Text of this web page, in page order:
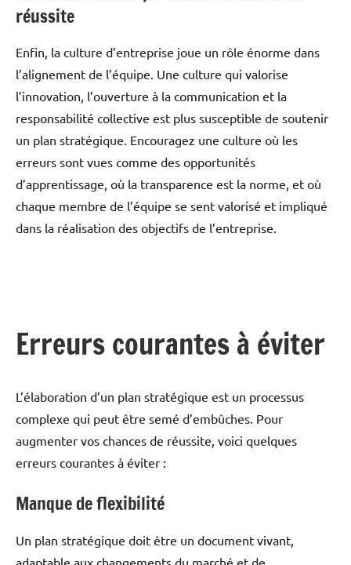
réussite
Enfin, la culture d’entreprise joue un rôle énorme dans
l’alignement de l’équipe. Une culture qui valorise
l’innovation, l’ouverture à la communication et la
responsabilité collective est plus susceptible de soutenir
un plan stratégique. Encouragez une culture où les
erreurs sont vues comme des opportunités
d’apprentissage, où la transparence est la norme, et où
chaque membre de l’équipe se sent valorisé et impliqué
dans la réalisation des objectifs de l’entreprise.
Erreurs courantes à éviter
L’élaboration d’un plan stratégique est un processus
complexe qui peut être semé d’embûches. Pour
augmenter vos chances de réussite, voici quelques
erreurs courantes à éviter :
Manque de flexibilité
Un plan stratégique doit être un document vivant,
adaptable aux changements du marché et de